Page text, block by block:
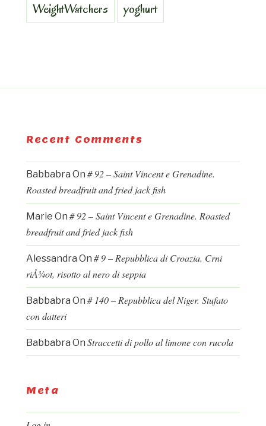
WeightWatchers
yoghurt
Recent Comments
Babbabra On # 92 – Saint Vincent e Grenadine.
Roasted breadfruit and fried jack fish
Marie On # 92 – Saint Vincent e Grenadine. Roasted
breadfruit and fried jack fish
Alessandra On # 9 – Repubblica di Croazia. Crni
riÅ¾ot, risotto al nero di seppia
Babbabra On # 140 – Repubblica del Niger. Stufato
con datteri
Babbabra On Straccetti di pollo al limone con rucola
Meta